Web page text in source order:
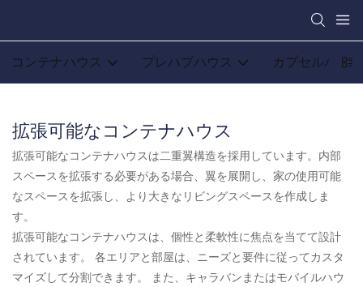
コンテナハウス プレハブハウス カプセルハウス
拡張可能なコンテナハウス
拡張可能なコンテナハウスは二重翼構造を採用しています。内部
スペースを拡張する必要がある場合、翼を展開し、家の使用可能
なスペースを拡張し、より大きなリビングスペースを作成しま
す。
拡張可能なコンテナハウスは、個性と柔軟性に焦点を当てて設計
されています。 各エリアと部屋は、ニーズと要件に従ってカスタ
マイズして分割できます。 また、キャラバンまたはモバイルハウ